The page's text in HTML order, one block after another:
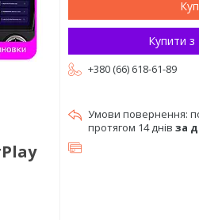
Купити з
+380 (66) 618-61-89
протягом 14 днів за